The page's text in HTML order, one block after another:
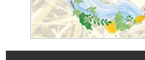
Services publics communaux
Démarches administratives
Urbanisme